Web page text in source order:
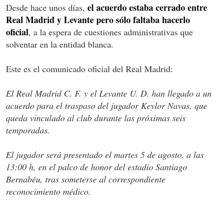
Desde hace unos días, el acuerdo estaba cerrado entre
Real Madrid y Levante pero sólo faltaba hacerlo
oficial, a la espera de cuestiones administrativas que
solventar en la entidad blanca.
Este es el comunicado oficial del Real Madrid:
El Real Madrid C. F. y el Levante U. D. han llegado a un
acuerdo para el traspaso del jugador Keylor Navas, que
queda vinculado al club durante las próximas seis
temporadas.
El jugador será presentado el martes 5 de agosto, a las
13:00 h, en el palco de honor del estadio Santiago
Bernabéu, tras someterse al correspondiente
reconocimiento médico.